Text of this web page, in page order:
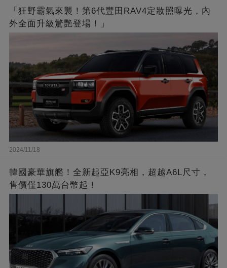
「狂野霸氣來襲！第6代豐田RAV4定妝照曝光，內
外全面升級驚艷登場！」
2024/11/18
韓國豪華旗艦！全新起亞K9亮相，超越A6L尺寸，
售價僅130萬台幣起！